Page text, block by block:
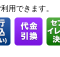
用できます。